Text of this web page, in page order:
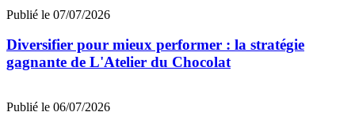
Publié le 07/07/2026
Diversifier pour mieux performer : la stratégie
gagnante de L'Atelier du Chocolat
Publié le 06/07/2026